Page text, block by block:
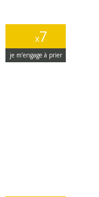
x7
je m’engage à prier